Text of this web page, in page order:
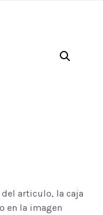
articulo, la caja
en la imagen